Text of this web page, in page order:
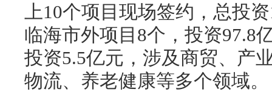
上10个项目现场签约，总投
临海市外项目8个，投资97.8
投资5.5亿元，涉及商贸、产
物流、养老健康等多个领域。